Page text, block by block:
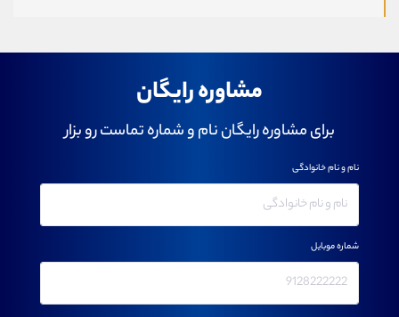
مشاوره رایگان
برای مشاوره رایگان نام و شماره تماست رو بزار
نام و نام خانوادگی
شماره موبایل